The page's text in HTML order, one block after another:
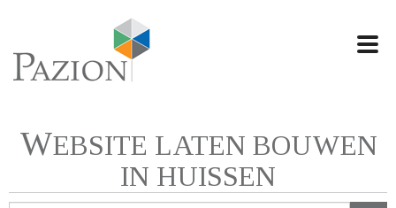
WEBSITE LATEN BOUWEN
IN HUISSEN